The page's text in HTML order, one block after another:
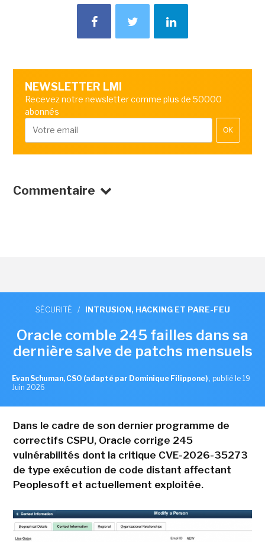
NEWSLETTER LMI
Recevez notre newsletter comme plus de 50000
abonnés
OK
Commentaire
SÉCURITÉ / INTRUSION, HACKING ET PARE-FEU
Oracle comble 245 failles dans sa
dernière salve de patchs mensuels
Evan Schuman, CSO (adapté par Dominique Filippone) , publié le 19
Juin 2026
Dans le cadre de son dernier programme de
correctifs CSPU, Oracle corrige 245
vulnérabilités dont la critique CVE-2026-35273
de type exécution de code distant affectant
Peoplesoft et actuellement exploitée.